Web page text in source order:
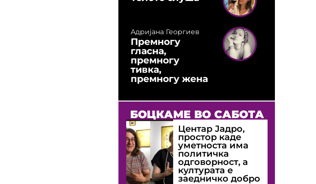
Адријана Георгиев
Премногу
гласна,
премногу
тивка,
премногу жена
БОЦКАМЕ ВО САБОТА
Центар Јадро,
простор каде
уметноста има
политичка
одговорност, а
културата е
заедничко добро